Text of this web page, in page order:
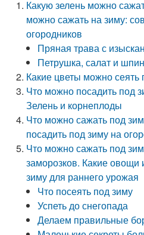
Какую зелень можно
можно сажать на зиму:
огородников
Пряная трава с
Петрушка, салат и
Какие цветы можно сеять
Что можно посадить под
Зелень и корнеплоды
Что можно сажать под
посадить под зиму на
Что можно сажать под
заморозков. Какие овощи
зиму для раннего урожая
Что посеять под зиму
Успеть до снегопада
Делаем правильные